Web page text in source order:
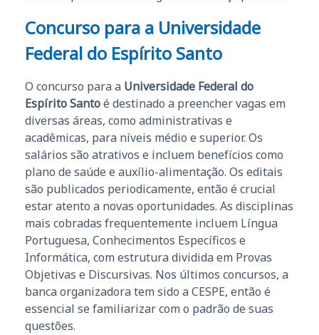
Concurso para a Universidade
Federal do Espírito Santo
O concurso para a Universidade Federal do
Espírito Santoé destinado a preencher vagas em
diversas áreas, como administrativas e
acadêmicas, para níveis médio e superior. Os
salários são atrativos e incluem benefícios como
plano de saúde e auxílio-alimentação. Os editais
são publicados periodicamente, então é crucial
estar atento a novas oportunidades. As disciplinas
mais cobradas frequentemente incluem Língua
Portuguesa, Conhecimentos Específicos e
Informática, com estrutura dividida em Provas
Objetivas e Discursivas. Nos últimos concursos, a
banca organizadora tem sido a CESPE, então é
essencial se familiarizar com o padrão de suas
questões.